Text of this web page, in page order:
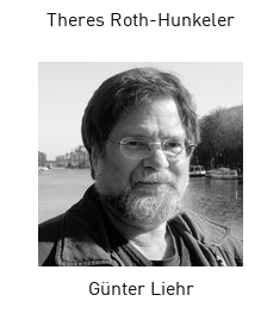
Theres Roth-Hunkeler
Günter Liehr